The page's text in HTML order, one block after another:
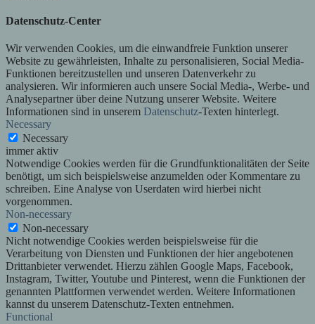
Datenschutz-Center
Wir verwenden Cookies, um die einwandfreie Funktion unserer
Website zu gewährleisten, Inhalte zu personalisieren, Social Media-
Funktionen bereitzustellen und unseren Datenverkehr zu
analysieren. Wir informieren auch unsere Social Media-, Werbe- und
Analysepartner über deine Nutzung unserer Website. Weitere
Informationen sind in unserem Datenschutz-Texten hinterlegt.
Necessary
Necessary
immer aktiv
Notwendige Cookies werden für die Grundfunktionalitäten der Seite
benötigt, um sich beispielsweise anzumelden oder Kommentare zu
schreiben. Eine Analyse von Userdaten wird hierbei nicht
vorgenommen.
Non-necessary
Non-necessary
Nicht notwendige Cookies werden beispielsweise für die
Verarbeitung von Diensten und Funktionen der hier angebotenen
Drittanbieter verwendet. Hierzu zählen Google Maps, Facebook,
Instagram, Twitter, Youtube und Pinterest, wenn die Funktionen der
genannten Plattformen verwendet werden. Weitere Informationen
kannst du unserem Datenschutz-Texten entnehmen.
Functional